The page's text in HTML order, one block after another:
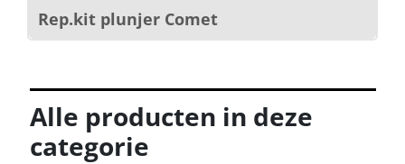
Rep.kit plunjer Comet
Alle producten in deze
categorie